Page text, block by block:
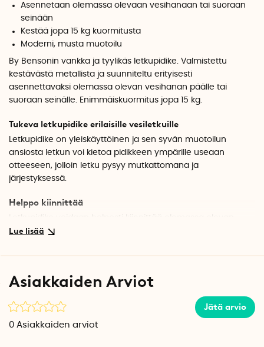
Asennetaan olemassa olevaan vesihanaan tai suoraan
seinään
Kestää jopa 15 kg kuormitusta
Moderni, musta muotoilu
By Bensonin vankka ja tyylikäs letkupidike. Valmistettu
kestävästä metallista ja suunniteltu erityisesti
asennettavaksi olemassa olevan vesihanan päälle tai
suoraan seinälle. Enimmäiskuormitus jopa 15 kg.
Tukeva letkupidike erilaisille vesiletkuille
Letkupidike on yleiskäyttöinen ja sen syvän muotoilun
ansiosta letkun voi kietoa pidikkeen ympärille useaan
otteeseen, jolloin letku pysyy mutkattomana ja
järjestyksessä.
Helppo kiinnittää
Letkupidike voidaan helposti kiinnittää olemassa olevan
hanan päälle tai asentaa suoraan seinään. Mukana
Tekniset tiedot
Väri: Musta
Materiaali: Metalli
Asiakkaiden Arviot
Jätä arvio
0 Asiakkaiden arviot